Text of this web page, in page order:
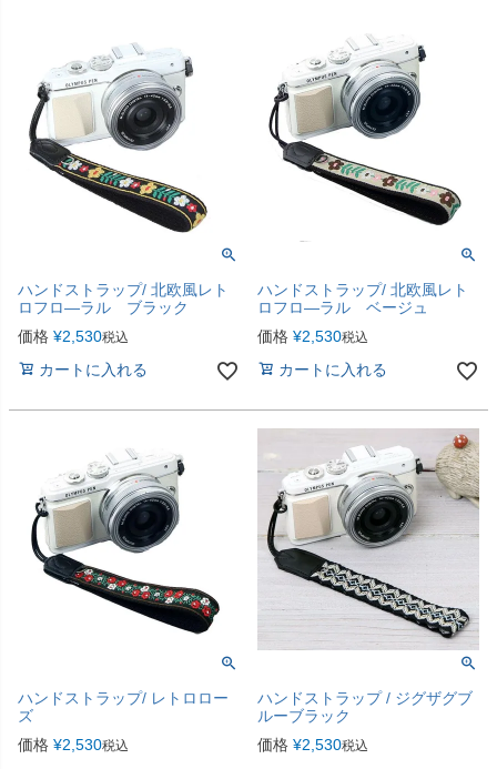
ハンドストラップ/ 北欧風レト
ロフロ―ラル ブラック
価格 ¥2,530税込
カートに入れる
ハンドストラップ/ 北欧風レト
ロフロ―ラル ベージュ
価格 ¥2,530税込
カートに入れる
ハンドストラップ/ レトロロー
ズ
価格 ¥2,530税込
ハンドストラップ / ジグザグブ
ルーブラック
価格 ¥2,530税込